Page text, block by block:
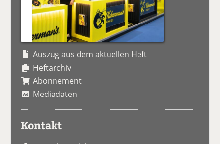
Auszug aus dem aktuellen Heft
Heftarchiv
Abonnement
Mediadaten
Kontakt